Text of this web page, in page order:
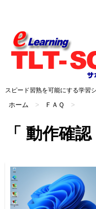
スピード習熟を可能にする学習
ホーム > ＦＡＱ >
「 動作確